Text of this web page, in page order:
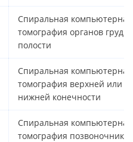
Спиральная компьютерная
томография органов
полости
Спиральная компьютерная
томография верхней или
нижней конечности
Спиральная компьютерная
томография позвоночника